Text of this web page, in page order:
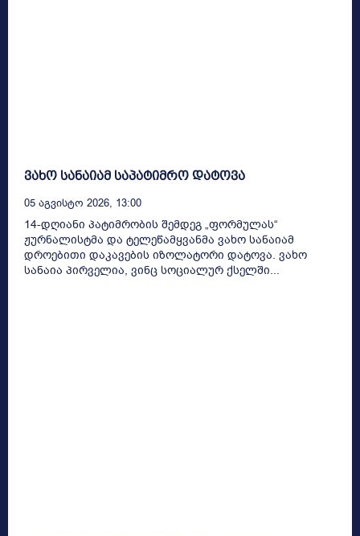
ვახო სანაიამ საპატიმრო დატოვა
05 Აგვისტო 2026, 13:00
14-დღიანი პატიმრობის შემდეგ „ფორმულას“
ჟურნალისტმა და ტელეწამყვანმა ვახო სანაიამ
დროებითი დაკავების იზოლატორი დატოვა. ვახო
სანაია პირველია, ვინც სოციალურ ქსელში...